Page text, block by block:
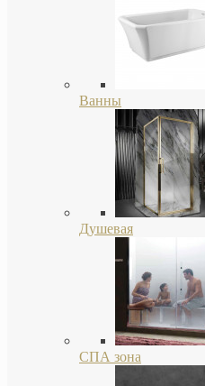
Ванны
Душевая
СПА зона